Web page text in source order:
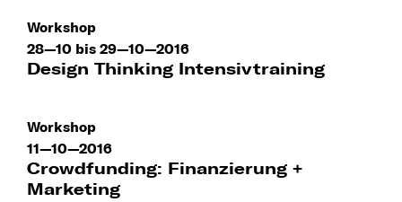
Workshop
28—10 bis 29—10—2016
Design Thinking Intensivtraining
Workshop
11—10—2016
Crowdfunding: Finanzierung +
Marketing